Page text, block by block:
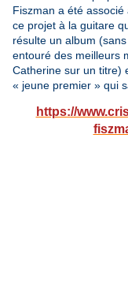
Fiszman a été
ce projet à la guitare
résulte un album
entouré des meilleurs
Catherine sur un titre)
« jeune premier » qui
https://